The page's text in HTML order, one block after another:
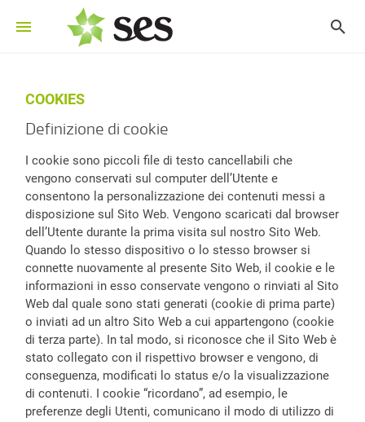
COOKIES
Definizione di cookie
I cookie sono piccoli file di testo cancellabili che
vengono conservati sul computer dell’Utente e
consentono la personalizzazione dei contenuti messi a
disposizione sul Sito Web. Vengono scaricati dal browser
dell’Utente durante la prima visita sul nostro Sito Web.
Quando lo stesso dispositivo o lo stesso browser si
connette nuovamente al presente Sito Web, il cookie e le
informazioni in esso conservate vengono o rinviati al Sito
Web dal quale sono stati generati (cookie di prima parte)
o inviati ad un altro Sito Web a cui appartengono (cookie
di terza parte). In tal modo, si riconosce che il Sito Web è
stato collegato con il rispettivo browser e vengono, di
conseguenza, modificati lo status e/o la visualizzazione
di contenuti. I cookie “ricordano”, ad esempio, le
preferenze degli Utenti, comunicano il modo di utilizzo di